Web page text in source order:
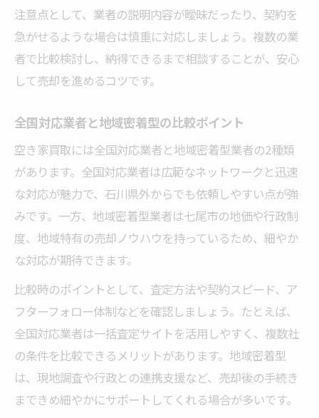
注意点として、業者の説明内容が曖昧だったり、契約を
急がせるような場合は慎重に対応しましょう。複数の業
者で比較検討し、納得できるまで相談することが、安心
して売却を進めるコツです。
全国対応業者と地域密着型の比較ポイント
空き家買取には全国対応業者と地域密着型業者の2種類
があります。全国対応業者は広範なネットワークと迅速
な対応が魅力で、石川県外からでも依頼しやすい点が強
みです。一方、地域密着型業者は七尾市の地価や行政制
度、地域特有の売却ノウハウを持っているため、細やか
な対応が期待できます。
比較時のポイントとして、査定方法や契約スピード、ア
フターフォロー体制などを確認しましょう。たとえば、
全国対応業者は一括査定サイトを活用しやすく、複数社
の条件を比較できるメリットがあります。地域密着型
は、現地調査や行政との連携支援など、売却後の手続き
まできめ細やかにサポートしてくれる場合が多いです。